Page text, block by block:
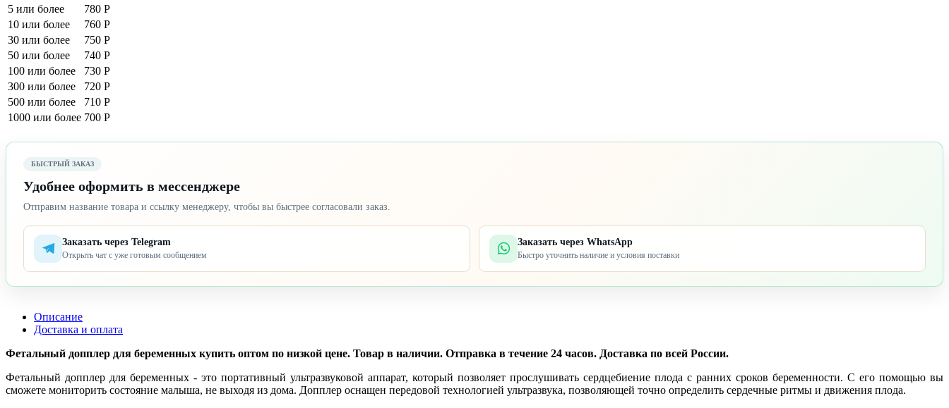
5 или более
780 Р
10 или более
760 Р
30 или более
750 Р
50 или более
740 Р
100 или более
730 Р
300 или более
720 Р
500 или более
710 Р
1000 или более 700 Р
БЫСТРЫЙ ЗАКАЗ
Удобнее оформить в мессенджере
Отправим название товара и ссылку менеджеру, чтобы вы быстрее согласовали заказ.
Заказать через Telegram
Открыть чат с уже готовым сообщением
Заказать через WhatsApp
Быстро уточнить наличие и условия поставки
Описание
Доставка и оплата
Фетальный допплер для беременных купить оптом по низкой цене. Товар в наличии. Отправка в течение 24 часов. Доставка по всей России.
Фетальный допплер для беременных - это портативный ультразвуковой аппарат, который позволяет прослушивать сердцебиение плода с ранних сроков беременности. С его помощью вы
сможете мониторить состояние малыша, не выходя из дома. Допплер оснащен передовой технологией ультразвука, позволяющей точно определить сердечные ритмы и движения плода.